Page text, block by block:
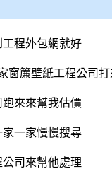
工程外包網就好
窗簾壁紙工程公司打
跑來來幫我估價
一家慢慢搜尋
公司來幫他處理